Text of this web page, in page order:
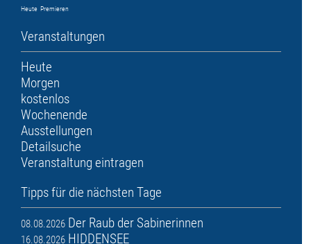
Heute Premieren
Veranstaltungen
Heute
Morgen
kostenlos
Wochenende
Ausstellungen
Detailsuche
Veranstaltung eintragen
Tipps für die nächsten Tage
08.08.2026 Der Raub der Sabinerinnen
16.08.2026 HIDDENSEE